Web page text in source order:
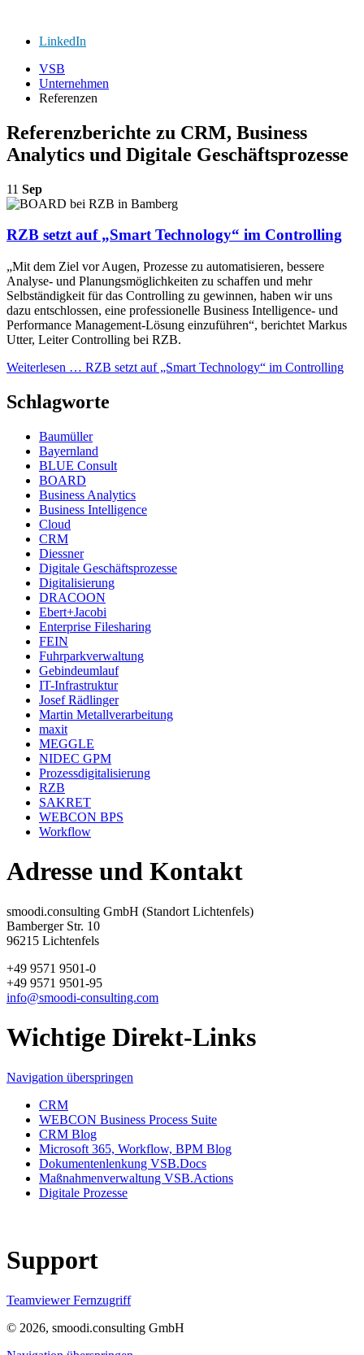
LinkedIn
VSB
Unternehmen
Referenzen
Referenzberichte zu CRM, Business
Analytics und Digitale Geschäftsprozesse
11 Sep
RZB setzt auf „Smart Technology“ im Controlling
„Mit dem Ziel vor Augen, Prozesse zu automatisieren, bessere
Analyse- und Planungsmöglichkeiten zu schaffen und mehr
Selbständigkeit für das Controlling zu gewinnen, haben wir uns
dazu entschlossen, eine professionelle Business Intelligence- und
Performance Management-Lösung einzuführen“, berichtet Markus
Utter, Leiter Controlling bei RZB.
Weiterlesen … RZB setzt auf „Smart Technology“ im Controlling
Schlagworte
Baumüller
Bayernland
BLUE Consult
BOARD
Business Analytics
Business Intelligence
Cloud
CRM
Diessner
Digitale Geschäftsprozesse
Digitalisierung
DRACOON
Ebert+Jacobi
Enterprise Filesharing
FEIN
Fuhrparkverwaltung
Gebindeumlauf
IT-Infrastruktur
Josef Rädlinger
Martin Metallverarbeitung
maxit
MEGGLE
NIDEC GPM
Prozessdigitalisierung
RZB
SAKRET
WEBCON BPS
Workflow
Adresse und Kontakt
smoodi.consulting GmbH (Standort Lichtenfels)
Bamberger Str. 10
96215 Lichtenfels
+49 9571 9501-0
+49 9571 9501-95
info@smoodi-consulting.com
Wichtige Direkt-Links
Navigation überspringen
CRM
WEBCON Business Process Suite
CRM Blog
Microsoft 365, Workflow, BPM Blog
Dokumentenlenkung VSB.Docs
Maßnahmenverwaltung VSB.Actions
Digitale Prozesse
Support
Teamviewer Fernzugriff
© 2026, smoodi.consulting GmbH